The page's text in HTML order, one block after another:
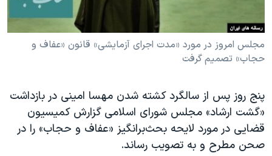
اسرائیل در جنگ
گالری عکس
ورزش زنان در ایران
اعتراضات زن، زندگی، آزادی
تریبونال مردمی آبان ۹۸
دادگاه حمید نوری
چهل سال گروگان‌گیری
زبانهای مختلف
مجلس امروز در مورد «مدت اجرای آزمایشی» قانون «عفاف و
حجاب» تصمیم گرفت
پنج روز پس از سالگرد کشته شدن مهسا امینی در بازداشت
«گشت ارشاد» مجلس شورای اسلامی گزارش کمیسیون
قضایی در مورد لایحه بحث‌برانگیز «عفاف و حجاب» را در
صحن مطرح و به تصویب رساند.